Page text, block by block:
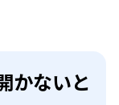
かないと